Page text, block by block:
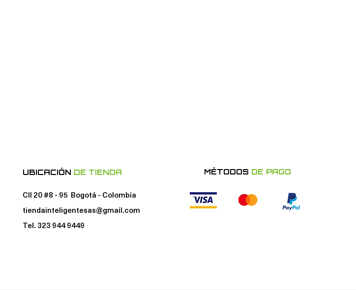
UBICACIÓN DE TIENDA
Cll 20 #8 - 95 Bogotá - Colombia
tiendainteligentesas@gmail.com
Tel. 323 944 9449
MÉTODOS DE PAGO